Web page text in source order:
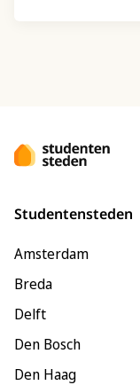
Studentensteden
Amsterdam
Breda
Delft
Den Bosch
Den Haag